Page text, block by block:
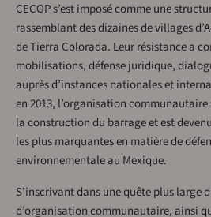
CECOP s’est imposé comme une
rassemblant des dizaines de villages
de Tierra Colorada. Leur résistance a
mobilisations, défense juridique,
auprès d’instances nationales et
en 2013, l’organisation
la construction du barrage et est
les plus marquantes en matière de
environnementale au Mexique.
S’inscrivant dans une quête plus large
d’organisation communautaire, ainsi